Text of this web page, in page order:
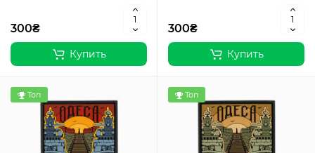
300₴
Купить
300₴
Купить
Топ Топ